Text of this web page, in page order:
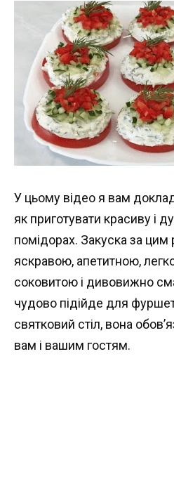
У цьому відео я вам
як приготувати красиву і
помідорах. Закуска за
яскравою, апетитною,
соковитою і дивовижно
чудово підійде для
святковий стіл, вона
вам і вашим гостям.